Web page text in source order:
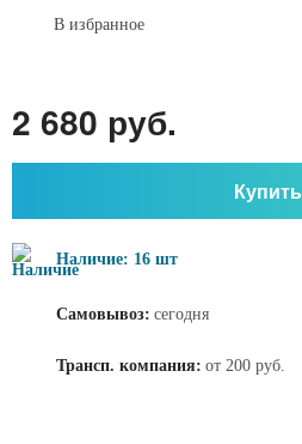
В избранное
2 680 руб.
Купить
Наличие: 16 шт
Самовывоз: сегодня
Трансп. компания: от 200 руб.